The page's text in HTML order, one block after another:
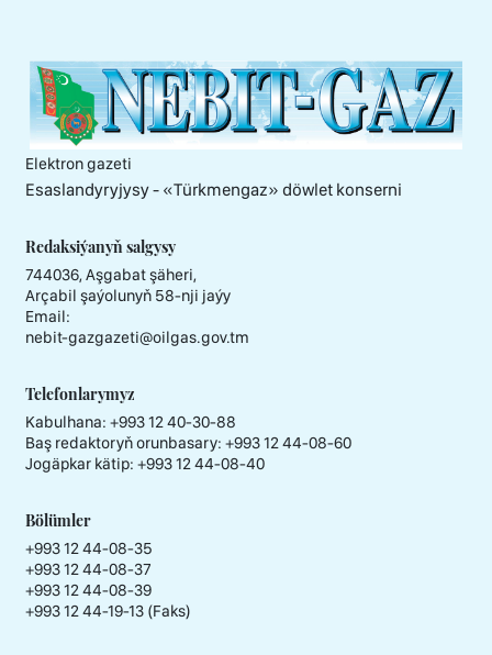
Elektron gazeti
Esaslandyryjysy - «Тürkmengaz» döwlet konserni
Redaksiýanyň salgysy
744036, Aşgabat şäheri,
Arçabil şaýolunyň 58-nji jaýy
Email:
nebit-gazgazeti@oilgas.gov.tm
Telefonlarymyz
Kabulhana: +993 12 40-30-88
Baş redaktoryň orunbasary: +993 12 44-08-60
Jogäpkar kätip: +993 12 44-08-40
Bölümler
+993 12 44-08-35
+993 12 44-08-37
+993 12 44-08-39
+993 12 44-19-13 (Faks)